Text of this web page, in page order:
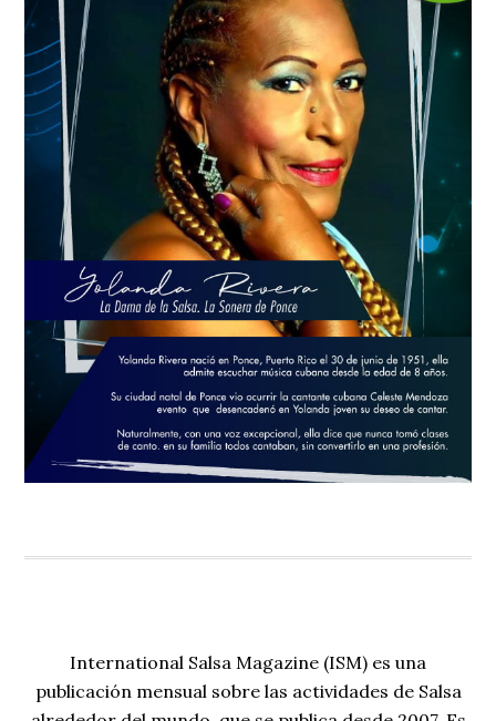
International Salsa Magazine (ISM) es una
publicación mensual sobre las actividades de Salsa